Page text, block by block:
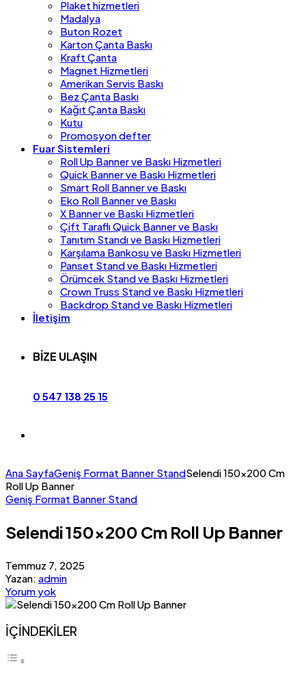
Plaket hizmetleri
Madalya
Buton Rozet
Karton Çanta Baskı
Kraft Çanta
Magnet Hizmetleri
Amerikan Servis Baskı
Bez Çanta Baskı
Kağıt Çanta Baskı
Kutu
Promosyon defter
Fuar Sistemleri
Roll Up Banner ve Baskı Hizmetleri
Quick Banner ve Baskı Hizmetleri
Smart Roll Banner ve Baskı
Eko Roll Banner ve Baskı
X Banner ve Baskı Hizmetleri
Çift Taraflı Quick Banner ve Baskı
Tanıtım Standı ve Baskı Hizmetleri
Karşılama Bankosu ve Baskı Hizmetleri
Panset Stand ve Baskı Hizmetleri
Örümcek Stand ve Baskı Hizmetleri
Crown Truss Stand ve Baskı Hizmetleri
Backdrop Stand ve Baskı Hizmetleri
İletişim
BİZE ULAŞIN
0 547 138 25 15
Ana SayfaGeniş Format Banner StandSelendi 150×200 Cm
Roll Up Banner
Geniş Format Banner Stand
Selendi 150×200 Cm Roll Up Banner
Temmuz 7, 2025
Yazan: admin
Yorum yok
İÇİNDEKİLER